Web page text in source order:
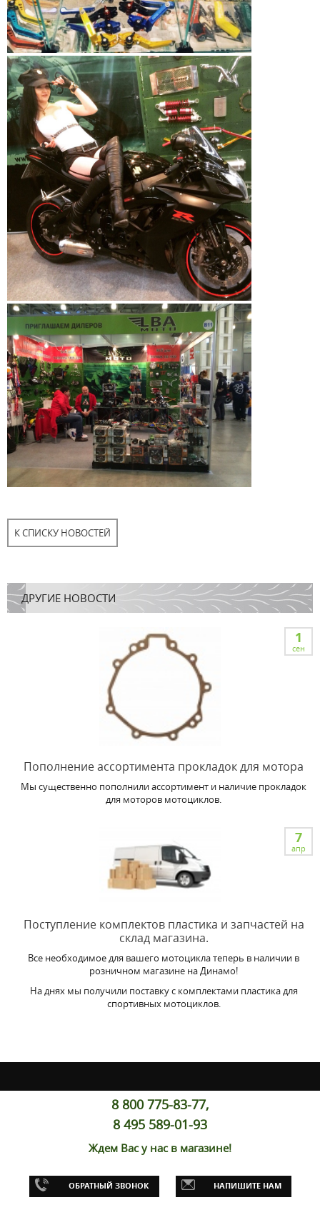
К СПИСКУ НОВОСТЕЙ
ДРУГИЕ НОВОСТИ
1
сен
Пополнение ассортимента прокладок для мотора
Мы существенно пополнили ассортимент и наличие прокладок
для моторов мотоциклов.
7
апр
Поступление комплектов пластика и запчастей на
склад магазина.
Все необходимое для вашего мотоцикла теперь в наличии в
розничном магазине на Динамо!
На днях мы получили поставку с комплектами пластика для
спортивных мотоциклов.
8 800 775-83-77,
8 495 589-01-93
Ждем Вас у нас в магазине!
ОБРАТНЫЙ ЗВОНОК НАПИШИТЕ НАМ